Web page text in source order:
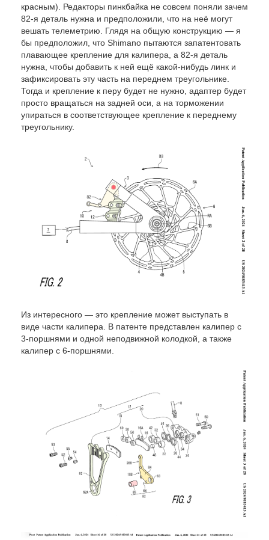
красным). Редакторы пинкбайка не совсем поняли зачем
82-я деталь нужна и предположили, что на неё могут
вешать телеметрию. Глядя на общую конструкцию — я
бы предположил, что Shimano пытаются запатентовать
плавающее крепление для калипера, а 82-я деталь
нужна, чтобы добавить к ней ещё какой-нибудь линк и
зафиксировать эту часть на переднем треугольнике.
Тогда и крепление к перу будет не нужно, адаптер будет
просто вращаться на задней оси, а на торможении
упираться в соответствующее крепление к переднему
треугольнику.
Из интересного — это крепление может выступать в
виде части калипера. В патенте представлен калипер с
3-поршнями и одной неподвижной колодкой, а также
калипер с 6-поршнями.